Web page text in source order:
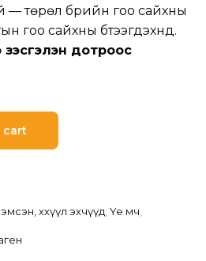
төрөл бүрийн гоо сайхны
сайхны бүтээгдэхүүнүүд.
дотроос
cart
хөхүүл эхчүүд Үе мөч